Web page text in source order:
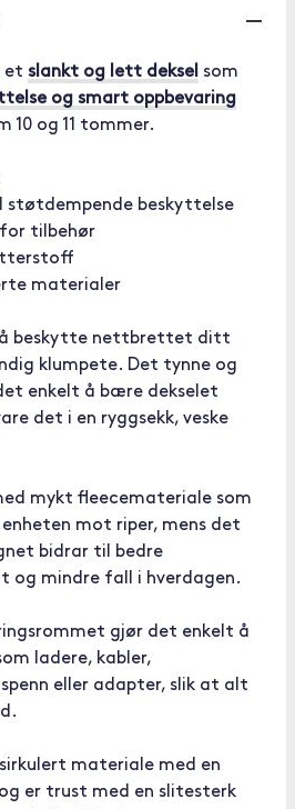
et slankt og lett deksel som
og smart oppbevaring
og 11 tommer.
støtdempende beskyttelse
for tilbehør
materialer
å beskytte nettbrettet ditt
klumpete. Det tynne og
enkelt å bære dekselet
det i en ryggsekk, veske
mykt fleecemateriale som
mot riper, mens det
bidrar til bedre
og mindre fall i hverdagen.
gjør det enkelt å
ladere, kabler,
eller adapter, slik at alt
materiale med en
er trust med en slitesterk